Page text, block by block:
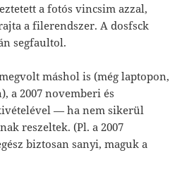
a fotós vincsim azzal,
a filerendszer. A dosfsck
segfaultol.
máshol is (még laptopon,
a 2007 novemberi és
— ha nem sikerül
reszeltek. (Pl. a 2007
biztosan sanyi, maguk a